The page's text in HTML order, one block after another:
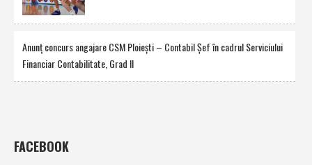
Anunţ concurs angajare CSM Ploieşti – Contabil Şef în cadrul Serviciului
Financiar Contabilitate, Grad II
FACEBOOK